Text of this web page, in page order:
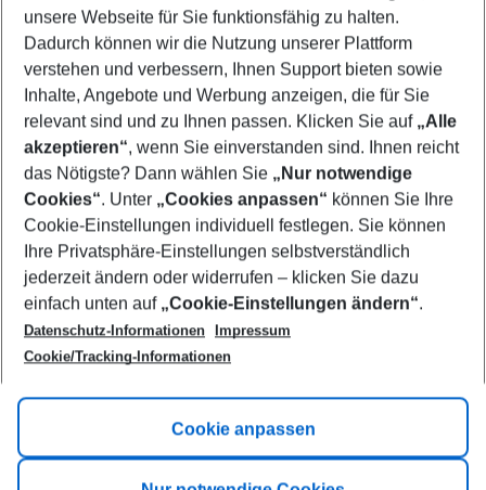
09/08/26–07/08/27 5-8 nights
Who will travel
2 adults No children
Show more filter
Footer
Footer navigation
Title A
Link A
unsere Webseite für Sie funktionsfähig zu halten.
Dadurch können wir die Nutzung unserer Plattform
verstehen und verbessern, Ihnen Support bieten sowie
Inhalte, Angebote und Werbung anzeigen, die für Sie
relevant sind und zu Ihnen passen. Klicken Sie auf „Alle
akzeptieren“, wenn Sie einverstanden sind. Ihnen reicht
das Nötigste? Dann wählen Sie „Nur notwendige
Cookies“. Unter „Cookies anpassen“ können Sie Ihre
Cookie-Einstellungen individuell festlegen. Sie können
Ihre Privatsphäre-Einstellungen selbstverständlich
jederzeit ändern oder widerrufen – klicken Sie dazu
einfach unten auf „Cookie-Einstellungen ändern“.
Datenschutz-Informationen
Impressum
Cookie/Tracking-Informationen
Cookie anpassen